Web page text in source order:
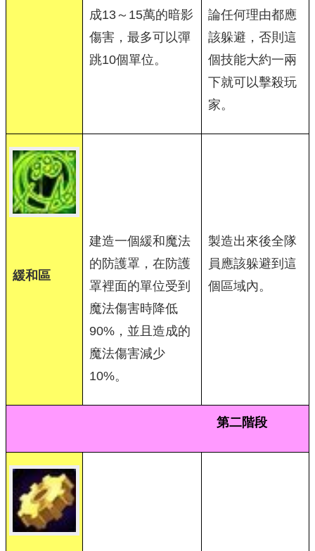
成13～15萬的暗影
傷害，最多可以彈
跳10個單位。
論任何理由都應
該躲避，否則這
個技能大約一兩
下就可以擊殺玩
家。
緩和區
建造一個緩和魔法
的防護罩，在防護
罩裡面的單位受到
魔法傷害時降低
90%，並且造成的
魔法傷害減少
10%。
製造出來後全隊
員應該躲避到這
個區域內。
第二階段